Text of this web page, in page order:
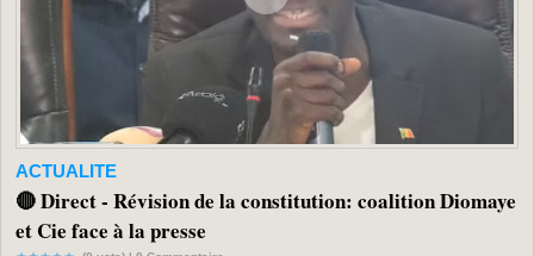
ACTUALITE
🔴 Direct - Révision de la constitution: coalition Diomaye
et Cie face à la presse